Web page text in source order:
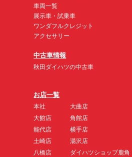
車両一覧
展示車・試乗車
ワンダフルクレジット
アクセサリー
中古車情報
秋田ダイハツの中古車
お店一覧
本社
大館店
能代店
土崎店
八橋店
大曲店
角館店
横手店
湯沢店
ダイハツショップ鹿角